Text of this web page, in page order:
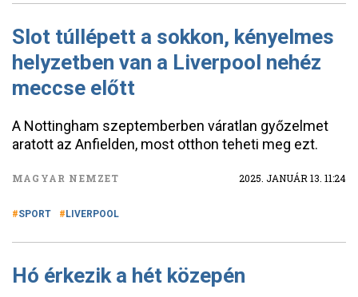
Slot túllépett a sokkon, kényelmes
helyzetben van a Liverpool nehéz
meccse előtt
A Nottingham szeptemberben váratlan győzelmet
aratott az Anfielden, most otthon teheti meg ezt.
MAGYAR NEMZET 2025. JANUÁR 13. 11:24
SPORT LIVERPOOL
Hó érkezik a hét közepén